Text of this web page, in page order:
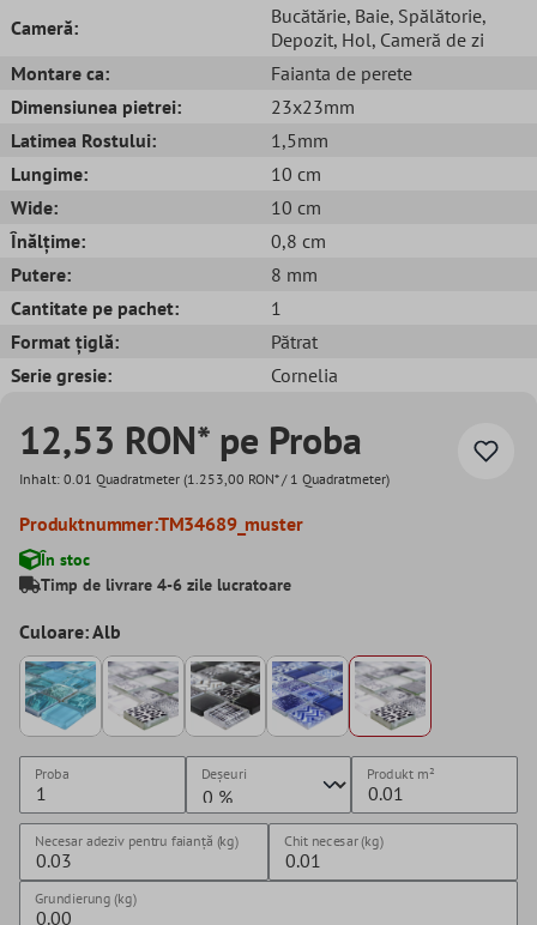
Cameră:
Bucătărie, Baie, Spălătorie,
Depozit, Hol, Cameră de zi
Montare ca:
Faianta de perete
Dimensiunea pietrei:
23x23mm
Latimea Rostului:
1,5mm
Lungime:
10 cm
Wide:
10 cm
Înălțime:
0,8 cm
Putere:
8 mm
Cantitate pe pachet:
1
Format țiglă:
Pătrat
Serie gresie:
Cornelia
12,53 RON* pe Proba
Inhalt: 0.01 Quadratmeter (1.253,00 RON* / 1 Quadratmeter)
Produktnummer:TM34689_muster
În stoc
Timp de livrare 4-6 zile lucratoare
Culoare: Alb
Proba Deșeuri Produkt m²
Necesar adeziv pentru faianță (kg) Chit necesar (kg)
Grundierung (kg)